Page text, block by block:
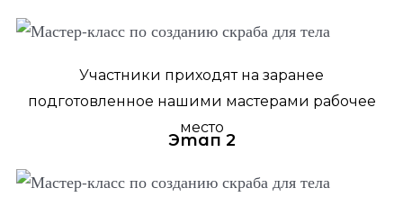
Участники приходят на заранее
подготовленное нашими мастерами рабочее
место
Этап 2